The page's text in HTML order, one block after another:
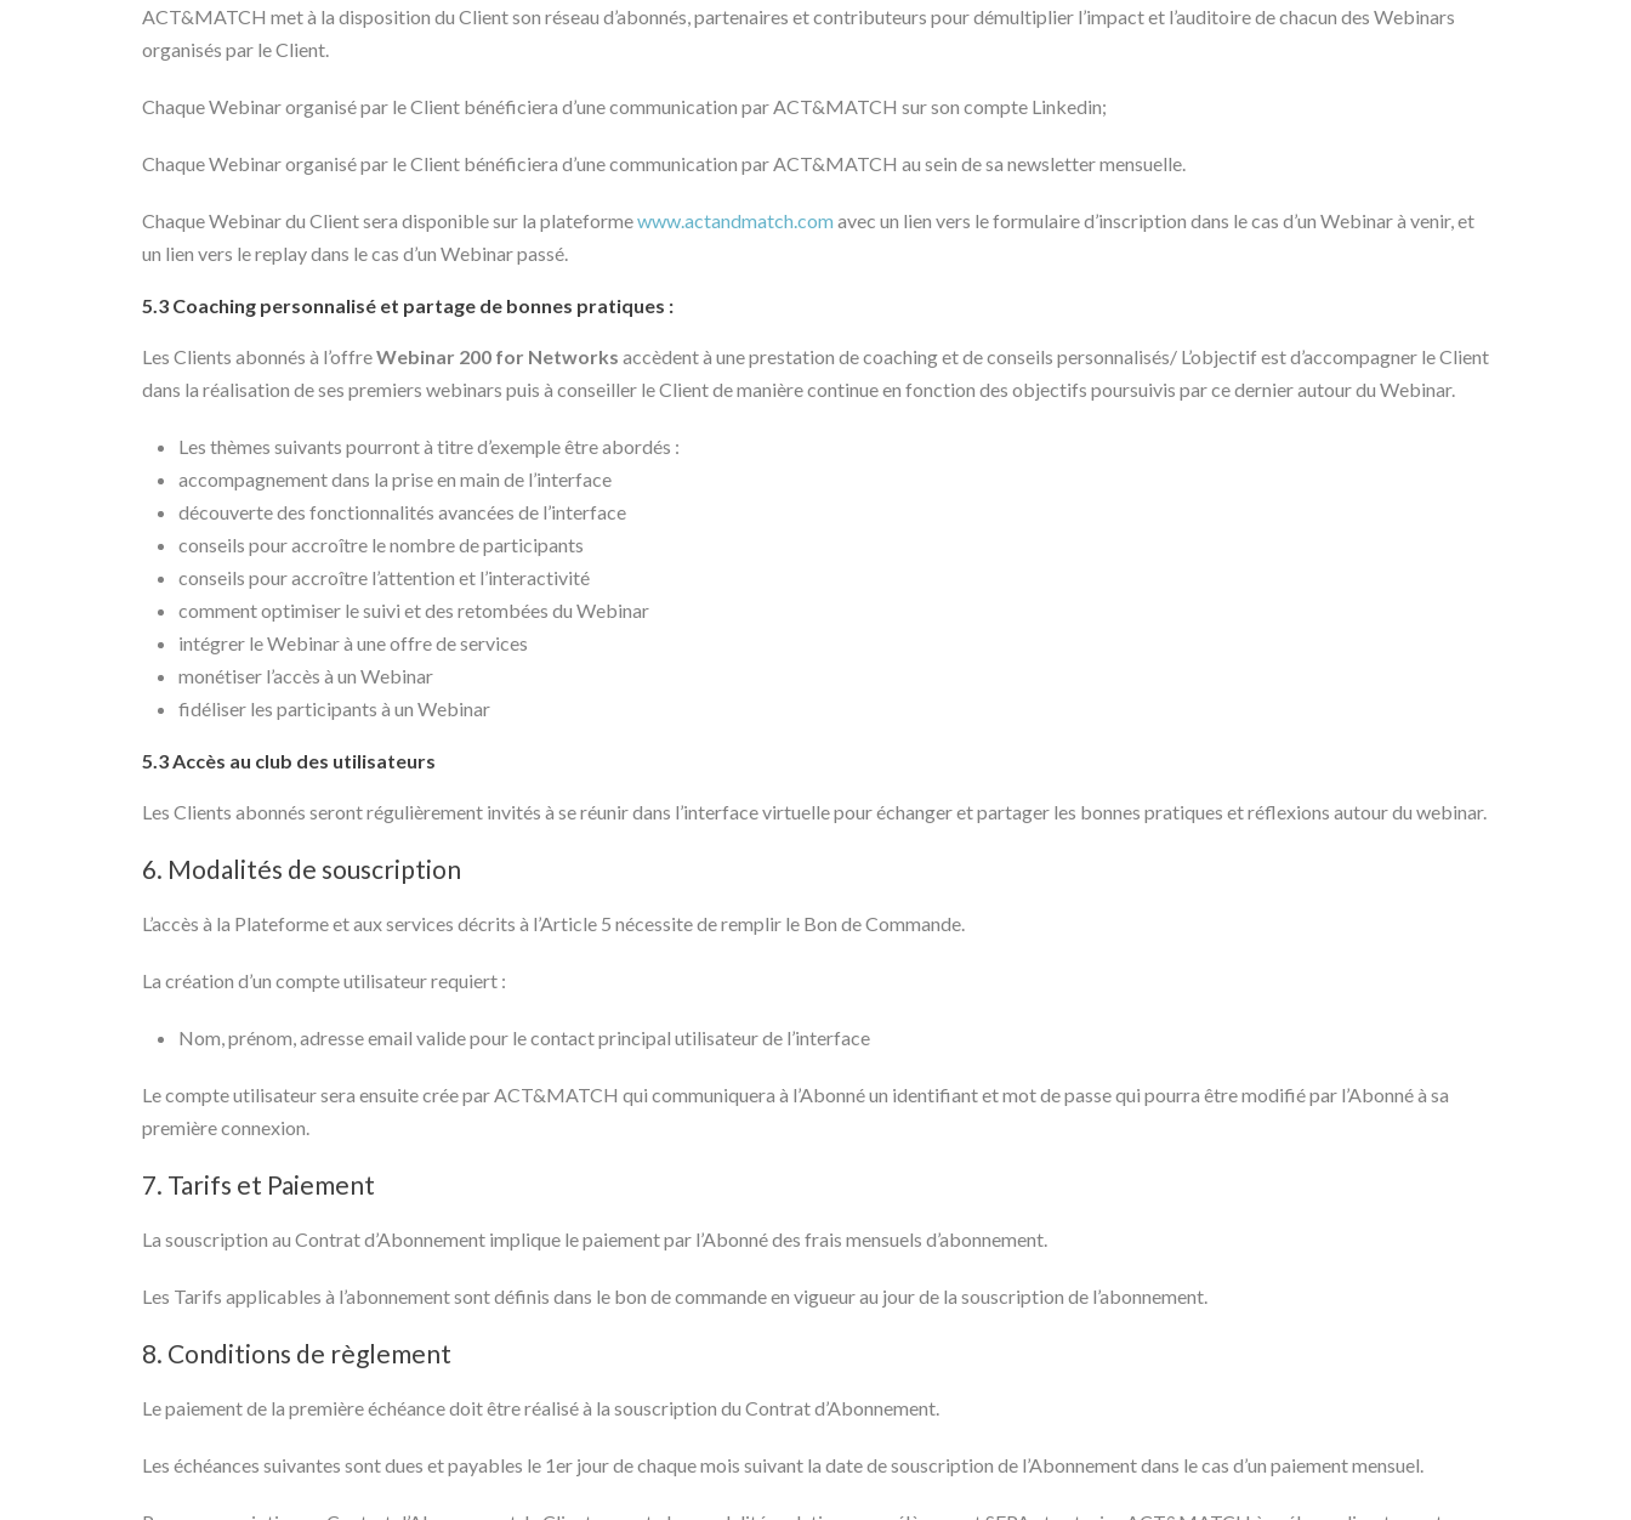
ACT&MATCH met à la disposition du Client son réseau d’abonnés, partenaires et contributeurs pour démultiplier l’impact et l’auditoire de chacun des Webinars
organisés par le Client.
Chaque Webinar organisé par le Client bénéficiera d’une communication par ACT&MATCH sur son compte Linkedin;
Chaque Webinar organisé par le Client bénéficiera d’une communication par ACT&MATCH au sein de sa newsletter mensuelle.
Chaque Webinar du Client sera disponible sur la plateformewww.actandmatch.com avec un lien vers le formulaire d’inscription dans le cas d’un Webinar à venir, et
un lien vers le replay dans le cas d’un Webinar passé.
5.3 Coaching personnalisé et partage de bonnes pratiques :
Les Clients abonnés à l’offreWebinar 200 for Networks accèdent à une prestation de coaching et de conseils personnalisés/ L’objectif est d’accompagner le Client
dans la réalisation de ses premiers webinars puis à conseiller le Client de manière continue en fonction des objectifs poursuivis par ce dernier autour du Webinar.
Les thèmes suivants pourront à titre d’exemple être abordés :
accompagnement dans la prise en main de l’interface
découverte des fonctionnalités avancées de l’interface
conseils pour accroître le nombre de participants
conseils pour accroître l’attention et l’interactivité
comment optimiser le suivi et des retombées du Webinar
intégrer le Webinar à une offre de services
monétiser l’accès à un Webinar
fidéliser les participants à un Webinar
5.3 Accès au club des utilisateurs
Les Clients abonnés seront régulièrement invités à se réunir dans l’interface virtuelle pour échanger et partager les bonnes pratiques et réflexions autour du webinar.
6. Modalités de souscription
L’accès à la Plateforme et aux services décrits à l’Article 5 nécessite de remplir le Bon de Commande.
La création d’un compte utilisateur requiert :
Nom, prénom, adresse email valide pour le contact principal utilisateur de l’interface
Le compte utilisateur sera ensuite crée par ACT&MATCH qui communiquera à l’Abonné un identifiant et mot de passe qui pourra être modifié par l’Abonné à sa
première connexion.
7. Tarifs et Paiement
La souscription au Contrat d’Abonnement implique le paiement par l’Abonné des frais mensuels d’abonnement.
Les Tarifs applicables à l’abonnement sont définis dans le bon de commande en vigueur au jour de la souscription de l’abonnement.
8. Conditions de règlement
Le paiement de la première échéance doit être réalisé à la souscription du Contrat d’Abonnement.
Les échéances suivantes sont dues et payables le 1er jour de chaque mois suivant la date de souscription de l’Abonnement dans le cas d’un paiement mensuel.